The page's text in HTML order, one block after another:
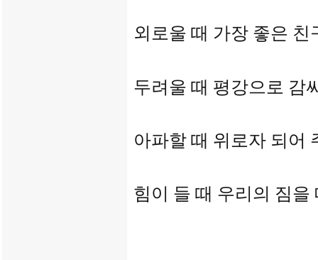
외로울 때 가장 좋은
두려울 때 평강으로 감
아파할 때 위로자 되어
힘이 들 때 우리의 짐